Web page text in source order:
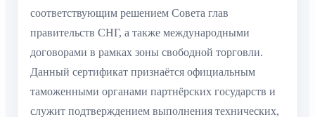
соответствующим решением Совета глав
правительств СНГ, а также международными
договорами в рамках зоны свободной торговли.
Данный сертификат признаётся официальным
таможенными органами партнёрских государств и
служит подтверждением выполнения технических,